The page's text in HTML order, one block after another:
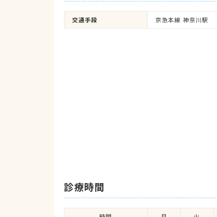
交通手段 京急本線 神奈川駅
診療時間